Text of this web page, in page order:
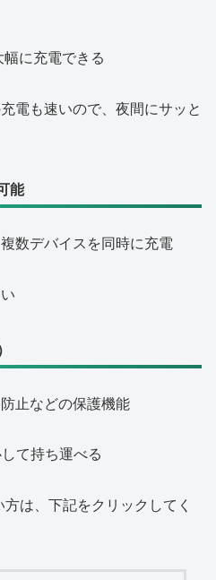
に充電できる
電も速いので、夜間にサッと
能
数デバイスを同時に充電
止などの保護機能
て持ち運べる
は、下記をクリックしてく